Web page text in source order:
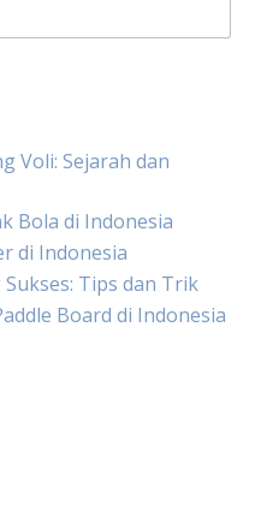
Voli: Sejarah dan
Bola di Indonesia
di Indonesia
Tips dan Trik
Board di Indonesia